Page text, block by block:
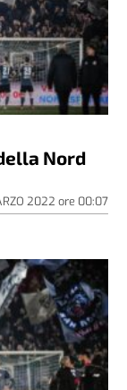
Nord
2022 ore 00:07